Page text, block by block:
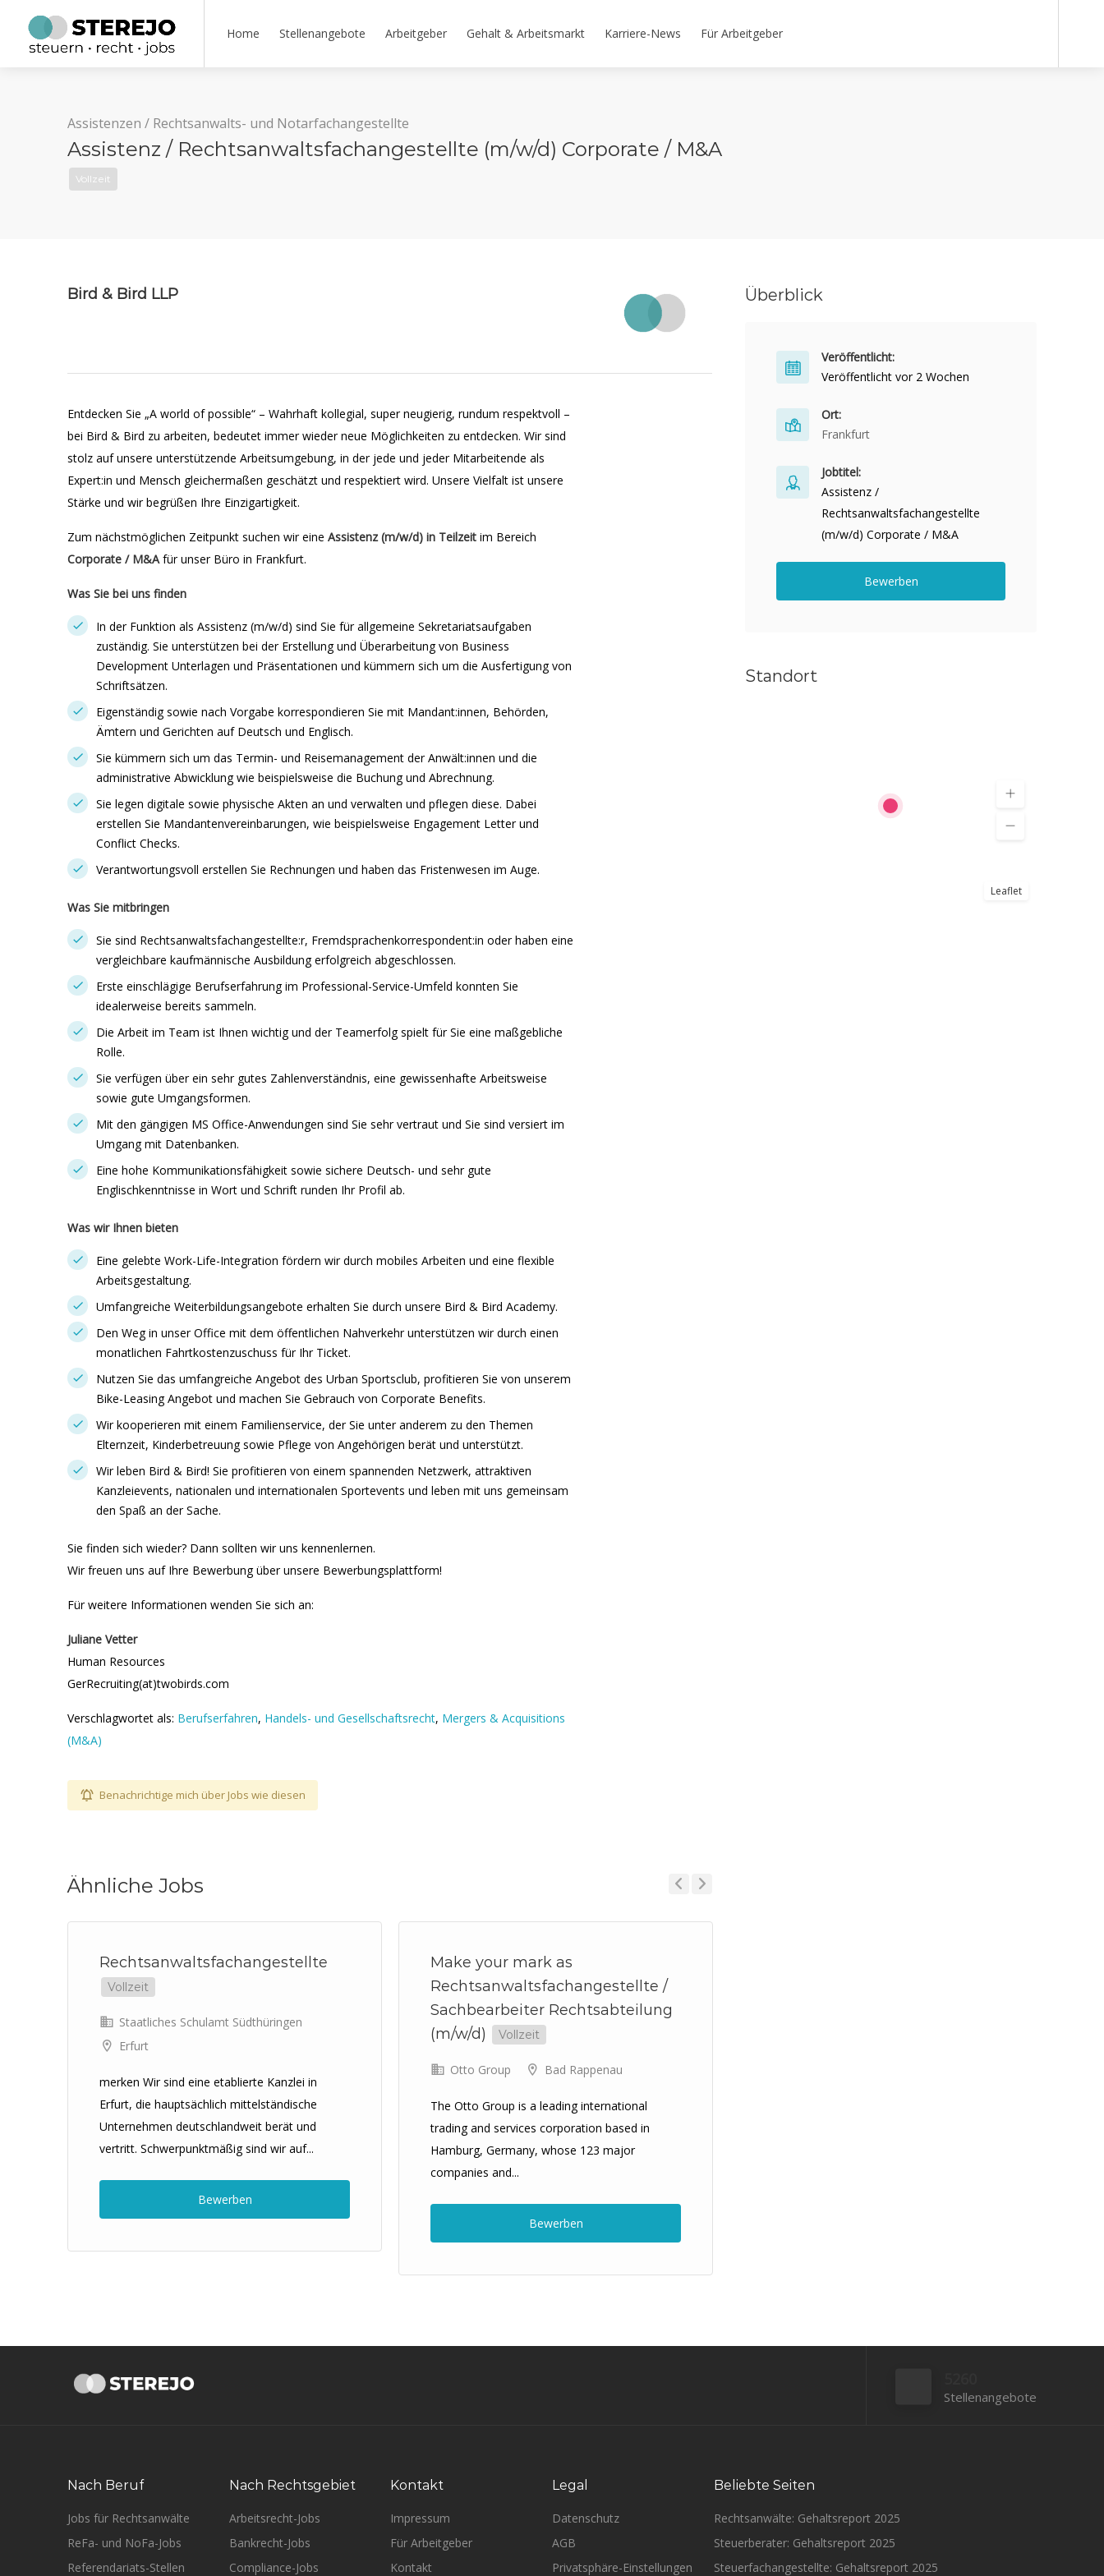
Home Stellenangebote Arbeitgeber Gehalt & Arbeitsmarkt Karriere-News Für Arbeitgeber
Assistenzen / Rechtsanwalts- und Notarfachangestellte
Assistenz / Rechtsanwaltsfachangestellte (m/w/d) Corporate / M&A
Vollzeit
Bird & Bird LLP
Entdecken Sie „A world of possible“ – Wahrhaft kollegial, super neugierig, rundum respektvoll –
bei Bird & Bird zu arbeiten, bedeutet immer wieder neue Möglichkeiten zu entdecken. Wir sind
stolz auf unsere unterstützende Arbeitsumgebung, in der jede und jeder Mitarbeitende als
Expert:in und Mensch gleichermaßen geschätzt und respektiert wird. Unsere Vielfalt ist unsere
Stärke und wir begrüßen Ihre Einzigartigkeit.
Zum nächstmöglichen Zeitpunkt suchen wir eine Assistenz (m/w/d) in Teilzeit im Bereich
Corporate / M&Afür unser Büro in Frankfurt.
Was Sie bei uns finden
In der Funktion als Assistenz (m/w/d) sind Sie für allgemeine Sekretariatsaufgaben
zuständig. Sie unterstützen bei der Erstellung und Überarbeitung von Business
Development Unterlagen und Präsentationen und kümmern sich um die Ausfertigung von
Schriftsätzen.
Eigenständig sowie nach Vorgabe korrespondieren Sie mit Mandant:innen, Behörden,
Ämtern und Gerichten auf Deutsch und Englisch.
Sie kümmern sich um das Termin- und Reisemanagement der Anwält:innen und die
administrative Abwicklung wie beispielsweise die Buchung und Abrechnung.
Sie legen digitale sowie physische Akten an und verwalten und pflegen diese. Dabei
erstellen Sie Mandantenvereinbarungen, wie beispielsweise Engagement Letter und
Conflict Checks.
Verantwortungsvoll erstellen Sie Rechnungen und haben das Fristenwesen im Auge.
Was Sie mitbringen
Sie sind Rechtsanwaltsfachangestellte:r, Fremdsprachenkorrespondent:in oder haben eine
vergleichbare kaufmännische Ausbildung erfolgreich abgeschlossen.
Erste einschlägige Berufserfahrung im Professional-Service-Umfeld konnten Sie
idealerweise bereits sammeln.
Die Arbeit im Team ist Ihnen wichtig und der Teamerfolg spielt für Sie eine maßgebliche
Rolle.
Sie verfügen über ein sehr gutes Zahlenverständnis, eine gewissenhafte Arbeitsweise
sowie gute Umgangsformen.
Mit den gängigen MS Office-Anwendungen sind Sie sehr vertraut und Sie sind versiert im
Umgang mit Datenbanken.
Eine hohe Kommunikationsfähigkeit sowie sichere Deutsch- und sehr gute
Englischkenntnisse in Wort und Schrift runden Ihr Profil ab.
Was wir Ihnen bieten
Eine gelebte Work-Life-Integration fördern wir durch mobiles Arbeiten und eine flexible
Arbeitsgestaltung.
Umfangreiche Weiterbildungsangebote erhalten Sie durch unsere Bird & Bird Academy.
Den Weg in unser Office mit dem öffentlichen Nahverkehr unterstützen wir durch einen
monatlichen Fahrtkostenzuschuss für Ihr Ticket.
Nutzen Sie das umfangreiche Angebot des Urban Sportsclub, profitieren Sie von unserem
Bike-Leasing Angebot und machen Sie Gebrauch von Corporate Benefits.
Wir kooperieren mit einem Familienservice, der Sie unter anderem zu den Themen
Elternzeit, Kinderbetreuung sowie Pflege von Angehörigen berät und unterstützt.
Wir leben Bird & Bird! Sie profitieren von einem spannenden Netzwerk, attraktiven
Kanzleievents, nationalen und internationalen Sportevents und leben mit uns gemeinsam
den Spaß an der Sache.
Sie finden sich wieder? Dann sollten wir uns kennenlernen.
Wir freuen uns auf Ihre Bewerbung über unsere Bewerbungsplattform!
Für weitere Informationen wenden Sie sich an:
Juliane Vetter
Human Resources
GerRecruiting(at)twobirds.com
Verschlagwortet als: Berufserfahren, Handels- und Gesellschaftsrecht, Mergers & Acquisitions
(M&A)
Benachrichtige mich über Jobs wie diesen
Ähnliche Jobs
Rechtsanwaltsfachangestellte
Vollzeit
Staatliches Schulamt Südthüringen
Erfurt
merken Wir sind eine etablierte Kanzlei in
Erfurt, die hauptsächlich mittelständische
Unternehmen deutschlandweit berät und
vertritt. Schwerpunktmäßig sind wir auf...
Bewerben
Make your mark as
Rechtsanwaltsfachangestellte /
Sachbearbeiter Rechtsabteilung
(m/w/d)
Vollzeit
Otto Group Bad Rappenau
The Otto Group is a leading international
trading and services corporation based in
Hamburg, Germany, whose 123 major
companies and...
Bewerben
Überblick
Veröffentlicht:
Veröffentlicht vor 2 Wochen
Ort:
Frankfurt
Jobtitel:
Assistenz /
Rechtsanwaltsfachangestellte
(m/w/d) Corporate / M&A
Bewerben
Standort
Leaflet
Stellenangebote
Nach Beruf
Jobs für Rechtsanwälte
ReFa- und NoFa-Jobs
Referendariats-Stellen
Nach Rechtsgebiet
Arbeitsrecht-Jobs
Bankrecht-Jobs
Compliance-Jobs
Kontakt
Impressum
Für Arbeitgeber
Kontakt
Legal
Datenschutz
AGB
Privatsphäre-Einstellungen
Beliebte Seiten
Rechtsanwälte: Gehaltsreport 2025
Steuerberater: Gehaltsreport 2025
Steuerfachangestellte: Gehaltsreport 2025